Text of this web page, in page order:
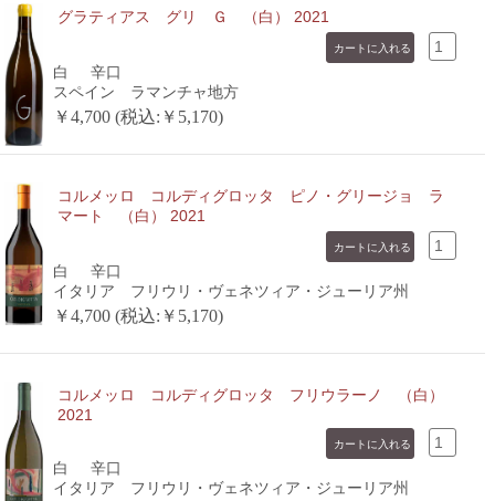
グラティアス グリ Ｇ （白） 2021
白
辛口
スペイン ラマンチャ地方
￥4,700 (税込:￥5,170)
コルメッロ コルディグロッタ ピノ・グリージョ ラ
マート （白） 2021
白
辛口
イタリア フリウリ・ヴェネツィア・ジューリア州
￥4,700 (税込:￥5,170)
コルメッロ コルディグロッタ フリウラーノ （白）
2021
白
辛口
イタリア フリウリ・ヴェネツィア・ジューリア州